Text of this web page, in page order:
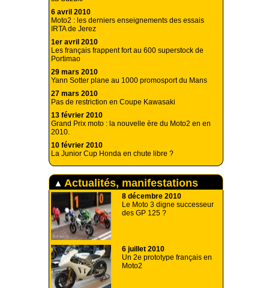
6 avril 2010
Moto2 : les derniers enseignements des essais
IRTA de Jerez
1er avril 2010
Les français frappent fort au 600 superstock de
Portimao
29 mars 2010
Yann Sotter plane au 1000 promosport du Mans
27 mars 2010
Pas de restriction en Coupe Kawasaki
13 février 2010
Grand Prix moto : la nouvelle ère du Moto2 en en
2010.
10 février 2010
La Junior Cup Honda en chute libre ?
Actualités, manifestations
8 décembre 2010
Le Moto 3 digne successeur
des GP 125 ?
6 juillet 2010
Un 2e prototype français en
Moto2